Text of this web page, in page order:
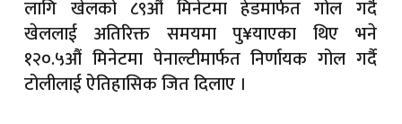
लागि खेलको ८९औं मिनेटमा हेडमार्फत गोल गर्दै
खेललाई अतिरिक्त समयमा पु¥याएका थिए भने
१२०.५औं मिनेटमा पेनाल्टीमार्फत निर्णायक गोल गर्दै
टोलीलाई ऐतिहासिक जित दिलाए ।